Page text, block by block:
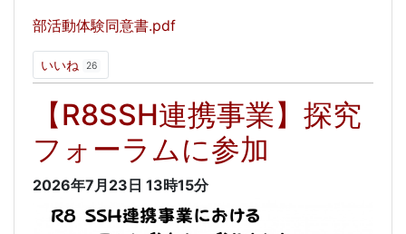
部活動体験同意書.pdf
いいね 26
【R8SSH連携事業】探究
フォーラムに参加
2026年7月23日 13時15分